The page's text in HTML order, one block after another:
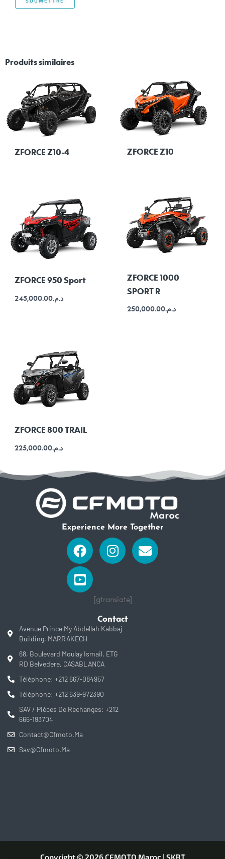
Produits similaires
ZFORCE Z10-4 ZFORCE Z10
ZFORCE 950 Sport
د.م.245,000.00
ZFORCE 1000
SPORT R
د.م.250,000.00
ZFORCE 800 TRAIL
د.م.225,000.00
Experience More Together
FacebookInstagramEnvelope
Youtube-
square
[gtranslate]
Contact
Avenue Prince My Abdellah Kabbaj
Building, MARRAKECH
68, Boulevard Moulay Ismail, ETG
RD Belvedere, CASABLANCA
Téléphone: +212 667-084957
Téléphone: +212 639-972390
SAV / Pièces De Rechanges: +212
666-193704
Contact@cfmoto.ma
Sav@cfmoto.ma